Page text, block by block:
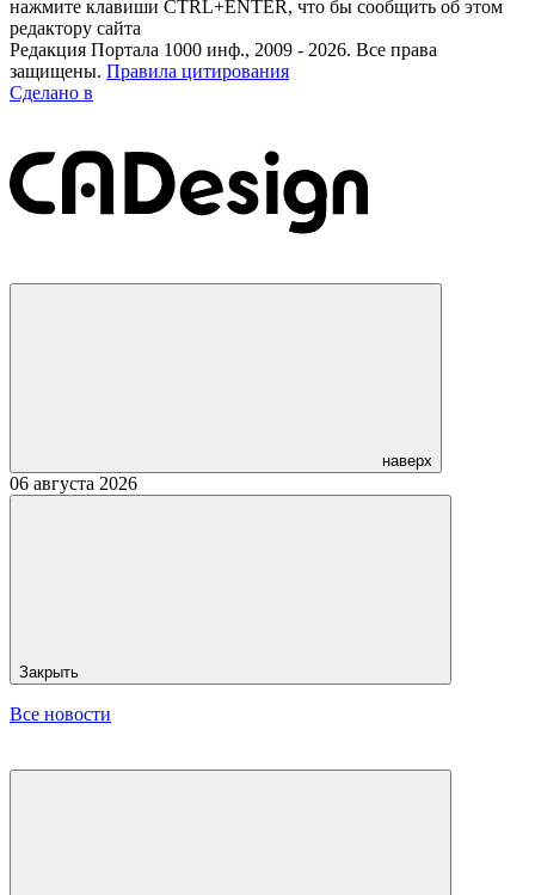
нажмите клавиши CTRL+ENTER, что бы сообщить об этом
редактору сайта
Редакция Портала 1000 инф., 2009 - 2026. Все права
защищены. Правила цитирования
Сделано в
наверх
06 августа 2026
Закрыть
Все новости